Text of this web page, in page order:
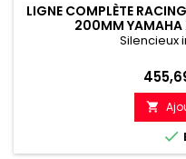
LIGNE COMPLÈTE
200MM YAMAHA
Silencieux
Prix

